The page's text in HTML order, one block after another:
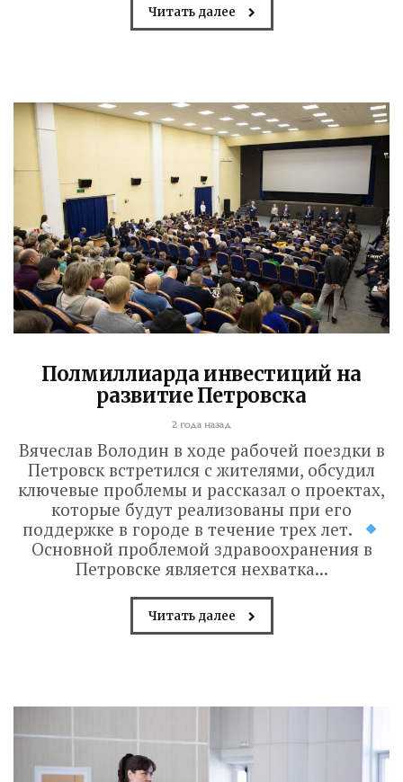
Читать далее
Полмиллиарда инвестиций на
развитие Петровска
2 года назад
Вячеслав Володин в ходе рабочей поездки в
Петровск встретился с жителями, обсудил
ключевые проблемы и рассказал о проектах,
которые будут реализованы при его
поддержке в городе в течение трех лет.
Основной проблемой здравоохранения в
Петровске является нехватка...
Читать далее